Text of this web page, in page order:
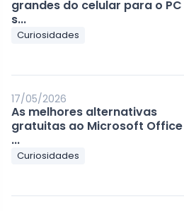
grandes do celular para o PC
s...
Curiosidades
17/05/2026
As melhores alternativas
gratuitas ao Microsoft Office
...
Curiosidades